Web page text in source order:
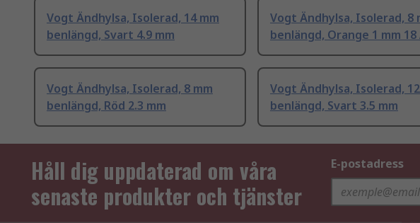
Vogt Ändhylsa, Isolerad, 14 mm
benlängd, Svart 4.9 mm
Vogt Ändhylsa, Isolerad, 8
benlängd, Orange 1 mm 18
Vogt Ändhylsa, Isolerad, 8 mm
benlängd, Röd 2.3 mm
Vogt Ändhylsa, Isolerad,
benlängd, Svart 3.5 mm
Håll dig uppdaterad om våra
senaste produkter och tjänster
E-postadress